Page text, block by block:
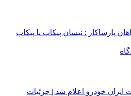
پارساکار : نیسان پیکاپ یا پیکاپ
خودرو اعلام شد | جزئیات